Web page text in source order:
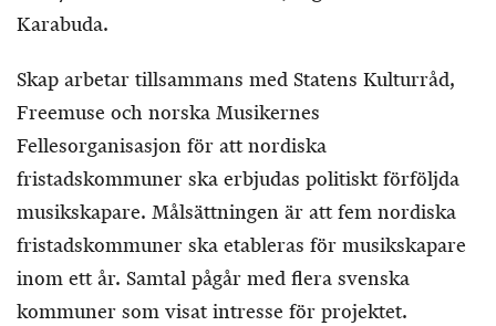
Karabuda.
Skap arbetar tillsammans med Statens Kulturråd,
Freemuse och norska Musikernes
Fellesorganisasjon för att nordiska
fristadskommuner ska erbjudas politiskt förföljda
musikskapare. Målsättningen är att fem nordiska
fristadskommuner ska etableras för musikskapare
inom ett år. Samtal pågår med flera svenska
kommuner som visat intresse för projektet.